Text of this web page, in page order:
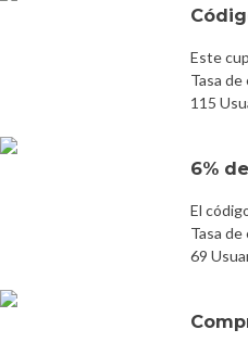
Este
Tasa
115
6%
El
Tasa
69